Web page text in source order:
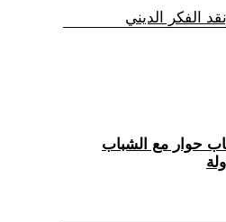
الفكر الديني
حوار مع الشباب